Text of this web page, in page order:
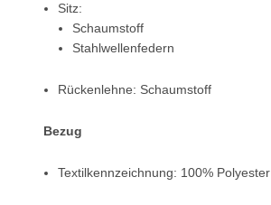
Sitz:
Schaumstoff
Stahlwellenfedern
Rückenlehne: Schaumstoff
Bezug
Textilkennzeichnung: 100% Polyester